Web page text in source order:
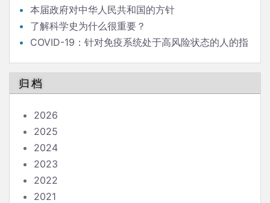
本届政府对中华人民共和国的方针
了解科学史为什么很重要？
COVID-19：针对免疫系统处于高风险状态的人的指
归档
2026
2025
2024
2023
2022
2021